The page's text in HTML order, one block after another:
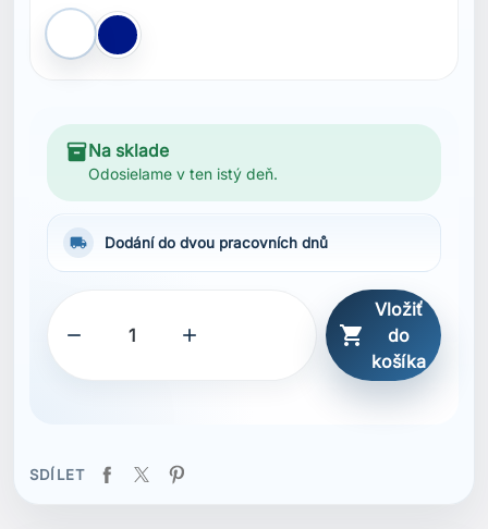
Bílá Modrá Navy
inventory_2Na sklade
Odosielame v ten istý deň.
local_shipping Dodání do dvou pracovních dnů
  
Vložiť
do
košíka
SDÍLET